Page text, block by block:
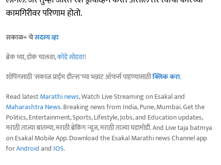
कामगिरीवर परिणाम होतो.
सकाळ+ चेसदस्य व्हा
ब्रेक घ्या, डोकं चालवा,कोडे सोडवा!
शॉपिंगसाठी 'सकाळ प्राईम डील्स'च्या भन्नाट ऑफर्स पाहण्यासाठीक्लिक करा.
Read latestMarathi news, Watch Live Streaming on Esakal and
Maharashtra News. Breaking news from India, Pune, Mumbai. Get the
Politics, Entertainment, Sports, Lifestyle, Jobs, and Education updates,
मराठी ताज्या बातम्या, मराठी ब्रेकिंग न्यूज, मराठी ताज्या घडामोडी. And Live taja batmya
on Esakal Mobile App. Download the Esakal Marathi news Channel app
forAndroidand IOS.